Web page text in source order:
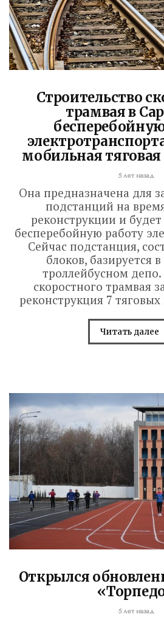
Строительство
трамвая в
мобильная
5 лет назад
Она предназначена для
подстанций на
реконструкции и
бесперебойную работу
Сейчас подстанция,
блоков, базируется
троллейбусном
скоростного трамвая
реконструкция 7
Читать далее
Открылся
5 лет назад